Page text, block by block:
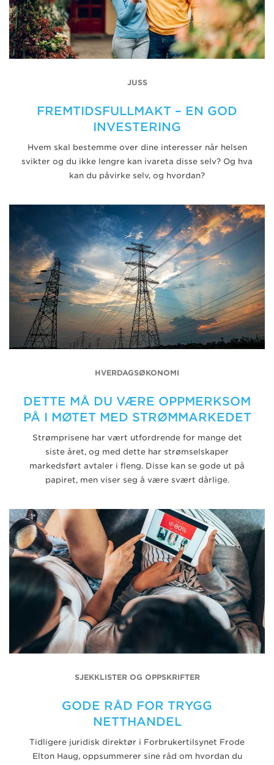
JUSS
FREMTIDSFULLMAKT – EN GOD
INVESTERING
Hvem skal bestemme over dine interesser når helsen
svikter og du ikke lengre kan ivareta disse selv? Og hva
kan du påvirke selv, og hvordan?
HVERDAGSØKONOMI
DETTE MÅ DU VÆRE OPPMERKSOM
PÅ I MØTET MED STRØMMARKEDET
Strømprisene har vært utfordrende for mange det
siste året, og med dette har strømselskaper
markedsført avtaler i fleng. Disse kan se gode ut på
papiret, men viser seg å være svært dårlige.
SJEKKLISTER OG OPPSKRIFTER
GODE RÅD FOR TRYGG
NETTHANDEL
Tidligere juridisk direktør i Forbrukertilsynet Frode
Elton Haug, oppsummerer sine råd om hvordan du